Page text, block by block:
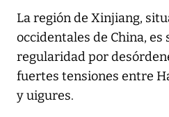
La región de Xinjiang,
occidentales de China, es
regularidad por
fuertes tensiones entre
y uigures.